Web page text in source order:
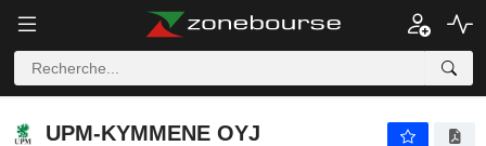
UPM-KYMMENE OYJ
UPM-KYMMENE OYJ